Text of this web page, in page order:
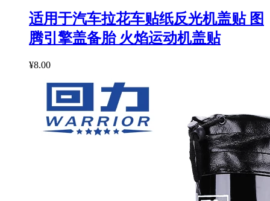
适用于汽车拉花车贴纸反光机盖贴 图
腾引擎盖备胎 火焰运动机盖贴
¥8.00